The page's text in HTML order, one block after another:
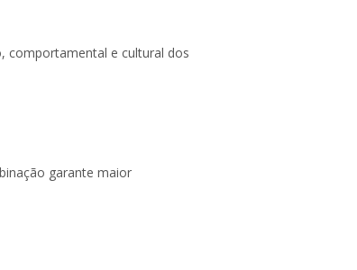
comportamental e cultural dos
garante maior